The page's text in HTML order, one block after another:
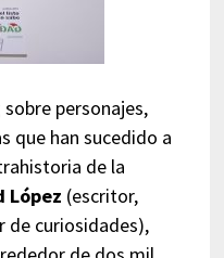
sobre personajes,
que han sucedido a
de la
López (escritor,
de curiosidades),